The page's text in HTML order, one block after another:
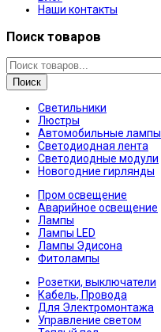
Наши контакты
Поиск товаров
Поиск
Светильники
Люстры
Автомобильные лампы
Светодиодная лента
Светодиодные модули
Новогодние гирлянды
Пром освещение
Аварийное освещение
Лампы
Лампы LED
Лампы Эдисона
Фитолампы
Розетки, выключатели
Кабель, Провода
Для Электромонтажа
Управление светом